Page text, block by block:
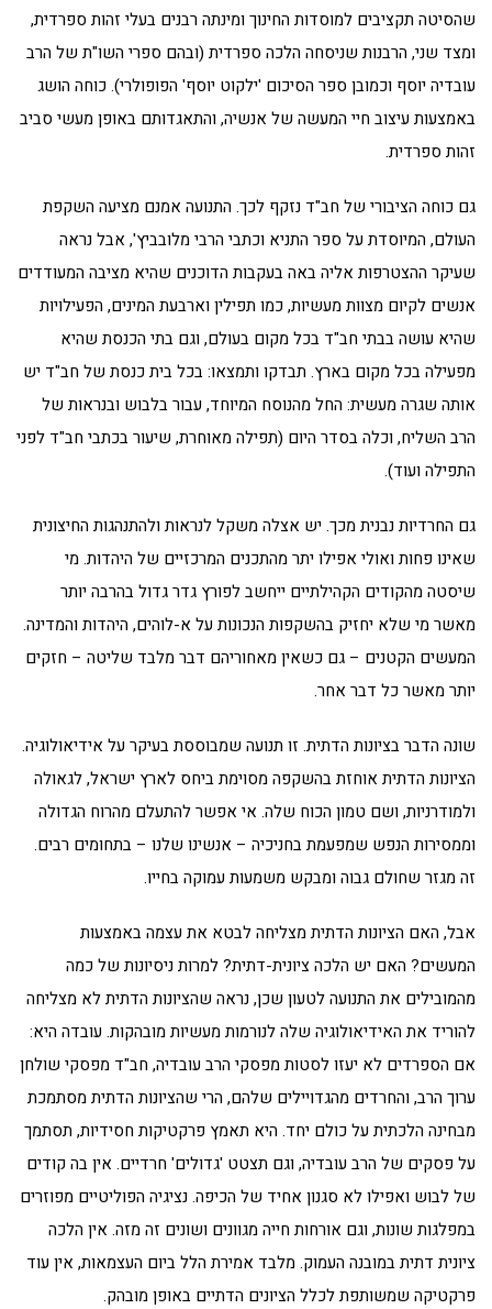
שהסיטה תקציבים למוסדות החינוך ומינתה רבנים בעלי זהות ספרדית,
ומצד שני, הרבנות שניסחה הלכה ספרדית (ובהם ספרי השו"ת של הרב
עובדיה יוסף וכמובן ספר הסיכום 'ילקוט יוסף' הפופולרי). כוחה הושג
באמצעות עיצוב חיי המעשה של אנשיה, והתאגדותם באופן מעשי סביב
זהות ספרדית.
גם כוחה הציבורי של חב"ד נזקף לכך. התנועה אמנם מציעה השקפת
העולם, המיוסדת על ספר התניא וכתבי הרבי מלובביץ', אבל נראה
שעיקר ההצטרפות אליה באה בעקבות הדוכנים שהיא מציבה המעודדים
אנשים לקיום מצוות מעשיות, כמו תפילין וארבעת המינים, הפעילויות
שהיא עושה בבתי חב"ד בכל מקום בעולם, וגם בתי הכנסת שהיא
מפעילה בכל מקום בארץ. תבדקו ותמצאו: בכל בית כנסת של חב"ד יש
אותה שגרה מעשית: החל מהנוסח המיוחד, עבור בלבוש ובנראות של
הרב השליח, וכלה בסדר היום (תפילה מאוחרת, שיעור בכתבי חב"ד לפני
התפילה ועוד).
גם החרדיות נבנית מכך. יש אצלה משקל לנראות ולהתנהגות החיצונית
שאינו פחות ואולי אפילו יתר מהתכנים המרכזיים של היהדות. מי
שיסטה מהקודים הקהילתיים ייחשב לפורץ גדר גדול בהרבה יותר
מאשר מי שלא יחזיק בהשקפות הנכונות על א-לוהים, היהדות והמדינה.
המעשים הקטנים – גם כשאין מאחוריהם דבר מלבד שליטה – חזקים
יותר מאשר כל דבר אחר.
שונה הדבר בציונות הדתית. זו תנועה שמבוססת בעיקר על אידיאולוגיה.
הציונות הדתית אוחזת בהשקפה מסוימת ביחס לארץ ישראל, לגאולה
ולמודרניות, ושם טמון הכוח שלה. אי אפשר להתעלם מהרוח הגדולה
וממסירות הנפש שמפעמת בחניכיה – אנשינו שלנו – בתחומים רבים.
זה מגזר שחולם גבוה ומבקש משמעות עמוקה בחייו.
אבל, האם הציונות הדתית מצליחה לבטא את עצמה באמצעות
המעשים? האם יש הלכה ציונית-דתית? למרות ניסיונות של כמה
מהמובילים את התנועה לטעון שכן, נראה שהציונות הדתית לא מצליחה
להוריד את האידיאולוגיה שלה לנורמות מעשיות מובהקות. עובדה היא:
אם הספרדים לא יעזו לסטות מפסקי הרב עובדיה, חב"ד מפסקי שולחן
ערוך הרב, והחרדים מהגדויילים שלהם, הרי שהציונות הדתית מסתמכת
מבחינה הלכתית על כולם יחד. היא תאמץ פרקטיקות חסידיות, תסתמך
על פסקים של הרב עובדיה, וגם תצטט 'גדולים' חרדיים. אין בה קודים
של לבוש ואפילו לא סגנון אחיד של הכיפה. נציגיה הפוליטיים מפוזרים
במפלגות שונות, וגם אורחות חייה מגוונים ושונים זה מזה. אין הלכה
ציונית דתית במובנה העמוק. מלבד אמירת הלל ביום העצמאות, אין עוד
פרקטיקה שמשותפת לכלל הציונים הדתיים באופן מובהק.